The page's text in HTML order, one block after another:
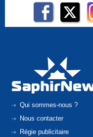
Qui sommes-nous ?
Nous contacter
Régie publicitaire